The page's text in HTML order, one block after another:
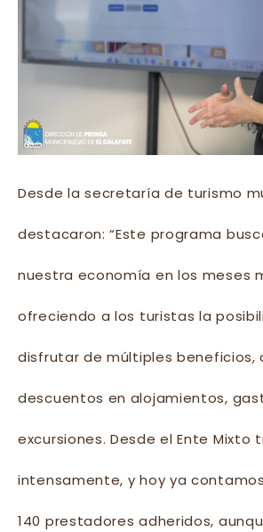
Desde la secretaría de turismo
destacaron: “Este programa
nuestra economía en los meses
ofreciendo a los turistas la
disfrutar de múltiples beneficios,
descuentos en alojamientos,
excursiones. Desde el Ente Mixto
intensamente, y hoy ya
140 prestadores adheridos,